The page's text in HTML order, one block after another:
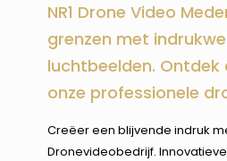
NR1 Drone Video
grenzen met
luchtbeelden. Ontdek
onze professionele
Creëer een blijvende indruk
Dronevideobedrijf.